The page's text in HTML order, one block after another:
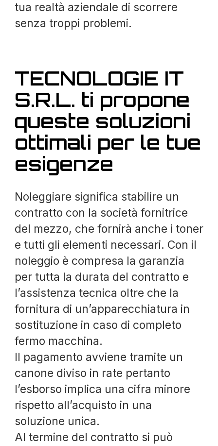
tua realtà aziendale di scorrere
senza troppi problemi.
TECNOLOGIE IT
S.R.L. ti propone
queste soluzioni
ottimali per le tue
esigenze
Noleggiare significa stabilire un
contratto con la società fornitrice
del mezzo, che fornirà anche i toner
e tutti gli elementi necessari. Con il
noleggio è compresa la garanzia
per tutta la durata del contratto e
l’assistenza tecnica oltre che la
fornitura di un’apparecchiatura in
sostituzione in caso di completo
fermo macchina.
Il pagamento avviene tramite un
canone diviso in rate pertanto
l’esborso implica una cifra minore
rispetto all’acquisto in una
soluzione unica.
Al termine del contratto si può